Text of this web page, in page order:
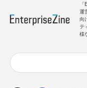
運
向
テ
様